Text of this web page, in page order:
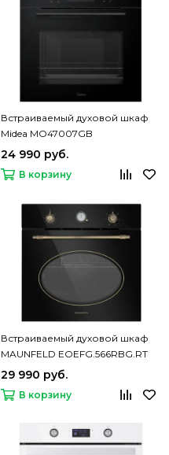
Встраиваемый духовой шкаф
Midea MO47007GB
24 990 руб.
В корзину
Встраиваемый духовой шкаф
MAUNFELD EOEFG.566RBG.RT
29 990 руб.
В корзину